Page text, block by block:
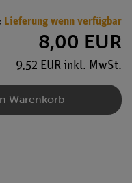
Lieferung wenn verfügbar
8,00 EUR
9,52 EUR inkl. MwSt.
Warenkorb